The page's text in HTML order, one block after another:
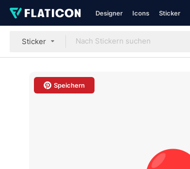
Designer Icons Sticker
Sticker
Speichern